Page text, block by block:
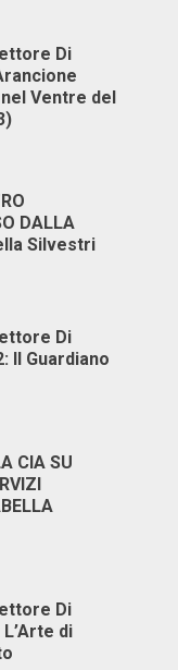
Di
Ventre del
DALLA
Silvestri
Di
Il Guardiano
CIA SU
Di
di